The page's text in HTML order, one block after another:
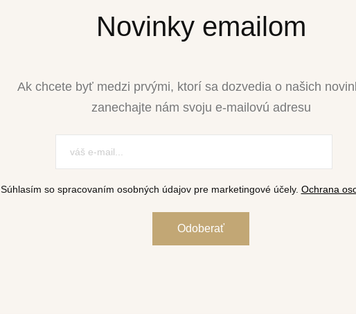
Novinky emailom
Ak chcete byť medzi prvými, ktorí sa dozvedia o našich
zanechajte nám svoju e-mailovú adresu
Súhlasím so spracovaním osobných údajov pre marketingové účely. Ochrana